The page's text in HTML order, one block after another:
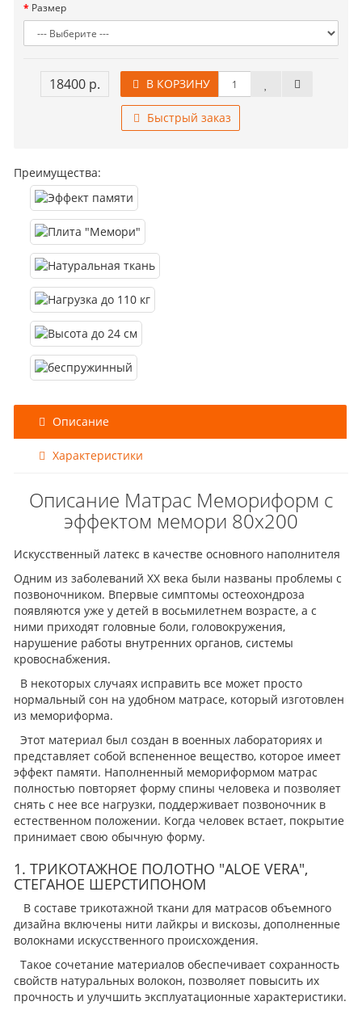
Размер
18400 р. В КОРЗИНУ
Быстрый заказ
Преимущества:
Описание
Характеристики
Описание Матрас Мемориформ с
эффектом мемори 80x200
Искусственный латекс в качестве основного наполнителя
Одним из заболеваний ХХ века были названы проблемы с
позвоночником. Впервые симптомы остеохондроза
появляются уже у детей в восьмилетнем возрасте, а с
ними приходят головные боли, головокружения,
нарушение работы внутренних органов, системы
кровоснабжения.
В некоторых случаях исправить все может просто
нормальный сон на удобном матрасе, который изготовлен
из мемориформа.
Этот материал был создан в военных лабораториях и
представляет собой вспененное вещество, которое имеет
эффект памяти. Наполненный мемориформом матрас
полностью повторяет форму спины человека и позволяет
снять с нее все нагрузки, поддерживает позвоночник в
естественном положении. Когда человек встает, покрытие
принимает свою обычную форму.
1. ТРИКОТАЖНОЕ ПОЛОТНО "ALOE VERA",
СТЕГАНОЕ ШЕРСТИПОНОМ
В составе трикотажной ткани для матрасов объемного
дизайна включены нити лайкры и вискозы, дополненные
волокнами искусственного происхождения.
Такое сочетание материалов обеспечивает сохранность
свойств натуральных волокон, позволяет повысить их
прочность и улучшить эксплуатационные характеристики.